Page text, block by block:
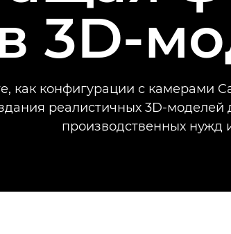
3D-
как конфигурации с камерами
реалистичных 3D-моделей
производственных нужд